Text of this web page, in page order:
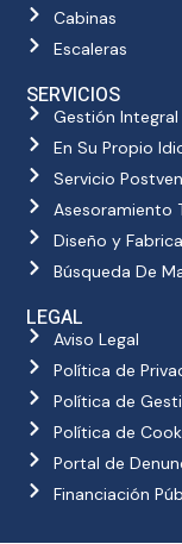
Cabinas
Escaleras
SERVICIOS
Gestión Integral
En Su Propio
Servicio
Asesoramiento
Diseño y
Búsqueda De
LEGAL
Aviso Legal
Política de
Política de
Política de
Portal de
Financiación